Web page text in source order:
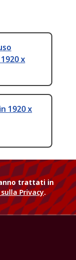
x
1920 x
trattati in
Privacy.